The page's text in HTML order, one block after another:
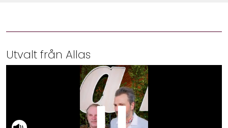
Utvalt från Allas